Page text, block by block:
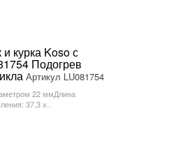
курка Koso с
Подогрев
Артикул LU081754
22 ммДлина
37,3 х..